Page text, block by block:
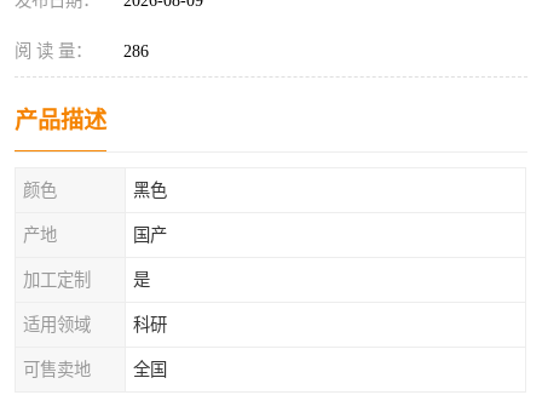
阅 读 量： 286
产品描述
颜色 黑色
产地 国产
加工定制 是
适用领域 科研
可售卖地 全国